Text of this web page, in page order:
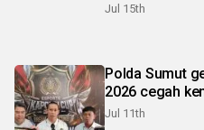
Jul 15th
Polda Sumut
2026 cegah
Jul 11th